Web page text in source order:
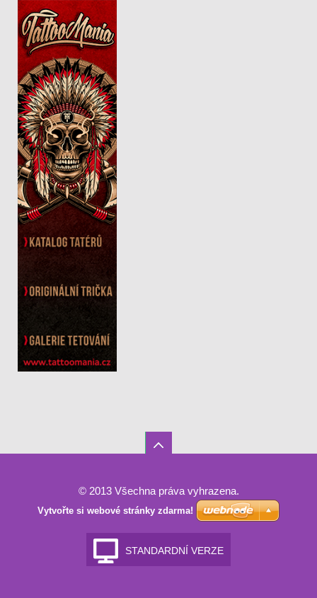
© 2013 Všechna práva vyhrazena.
Vytvořte si webové stránky zdarma!
STANDARDNÍ VERZE